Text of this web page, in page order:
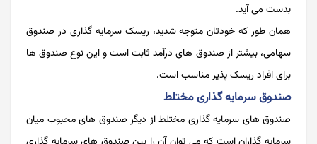
بدست می آید.
همان طور که خودتان متوجه شدید، ریسک سرمایه ‌گذاری در صندوق
سهامی، بیشتر از صندوق‌ های درآمد ثابت است و این نوع صندوق ها
برای افراد ریسک پذیر مناسب است.
صندوق سرمایه گذاری مختلط
صندوق های سرمایه گذاری مختلط از دیگر صندوق های محبوب میان